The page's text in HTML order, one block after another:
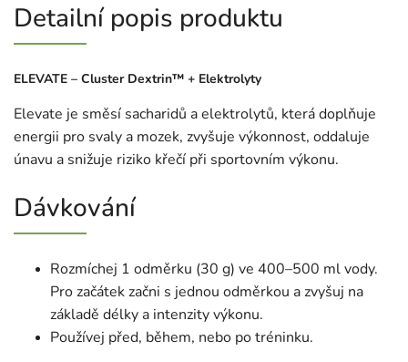
Detailní popis produktu
ELEVATE – Cluster Dextrin™ + Elektrolyty
Elevate je směsí sacharidů a elektrolytů, která doplňuje
energii pro svaly a mozek, zvyšuje výkonnost, oddaluje
únavu a snižuje riziko křečí při sportovním výkonu.
Dávkování
Rozmíchej 1 odměrku (30 g) ve 400–500 ml vody.
Pro začátek začni s jednou odměrkou a zvyšuj na
základě délky a intenzity výkonu.
Používej před, během, nebo po tréninku.